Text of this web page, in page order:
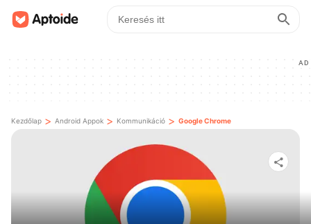
AD
Kezdőlap > Android Appok > Kommunikáció > Google Chrome